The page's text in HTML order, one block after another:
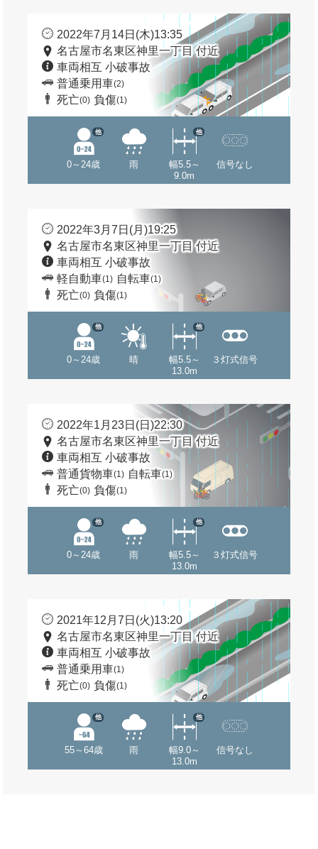
2022年7月14日(木)13:35
名古屋市名東区神里一丁目 付近
車両相互 小破事故
普通乗用車(2)
死亡(0) 負傷(1)
0～24歳
他
雨
幅5.5～
9.0m
他
信号なし
2022年3月7日(月)19:25
名古屋市名東区神里一丁目 付近
車両相互 小破事故
軽自動車(1) 自転車(1)
死亡(0) 負傷(1)
0～24歳
他
晴
幅5.5～
13.0m
他
３灯式信号
2022年1月23日(日)22:30
名古屋市名東区神里一丁目 付近
車両相互 小破事故
普通貨物車(1) 自転車(1)
死亡(0) 負傷(1)
0～24歳
他
雨
幅5.5～
13.0m
他
３灯式信号
2021年12月7日(火)13:20
名古屋市名東区神里一丁目 付近
車両相互 小破事故
普通乗用車(1)
死亡(0) 負傷(1)
55～64歳
他
雨
幅9.0～
13.0m
他
信号なし